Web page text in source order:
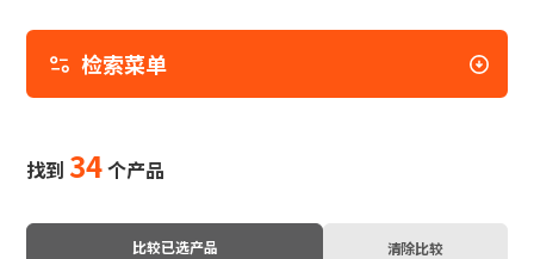
技术研发
股东・投资者信息（English）
索
菜
单
以
一
检索菜单
找到 34个产品
比较已选产品 清除比较